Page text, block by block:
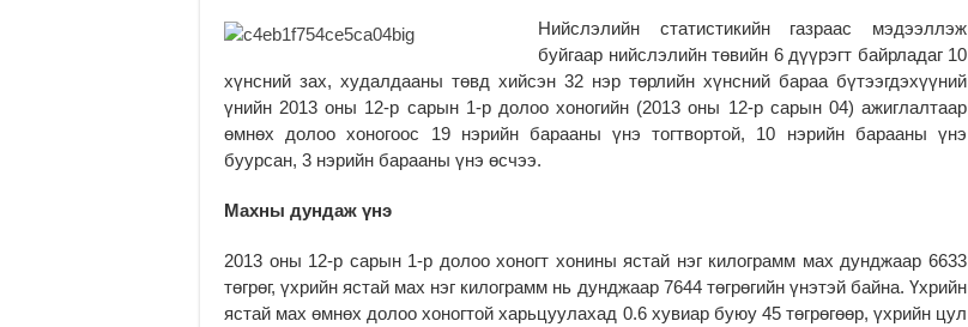
Нийслэлийн статистикийн газраас мэдээллэж
буйгаар нийслэлийн төвийн 6 дүүрэгт байрладаг 10
хүнсний зах, худалдааны төвд хийсэн 32 нэр төрлийн хүнсний бараа бүтээгдэхүүний
үнийн 2013 оны 12-р сарын 1-р долоо хоногийн (2013 оны 12-р сарын 04) ажиглалтаар
өмнөх долоо хоногоос 19 нэрийн барааны үнэ тогтвортой, 10 нэрийн барааны үнэ
буурсан, 3 нэрийн барааны үнэ өсчээ.
Махны дундаж үнэ
2013 оны 12-р сарын 1-р долоо хоногт хонины ястай нэг килограмм мах дунджаар 6633
төгрөг, үхрийн ястай мах нэг килограмм нь дунджаар 7644 төгрөгийн үнэтэй байна. Үхрийн
ястай мах өмнөх долоо хоногтой харьцуулахад 0.6 хувиар буюу 45 төгрөгөөр, үхрийн цул